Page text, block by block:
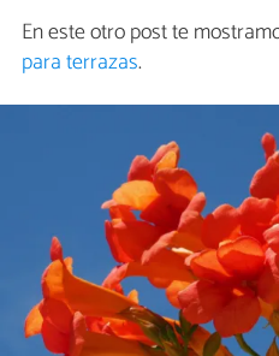
En este otro post te
para terrazas.